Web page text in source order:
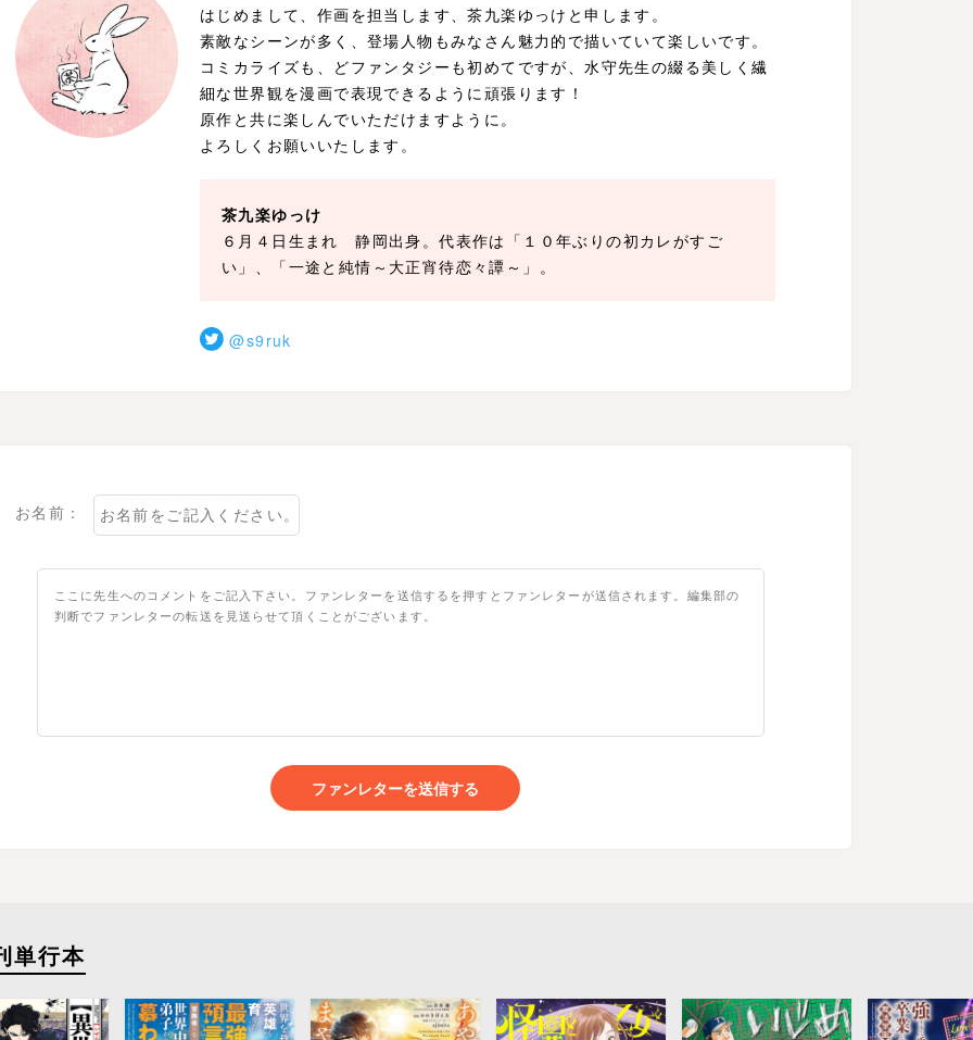
はじめまして、作画を担当します、茶九楽ゆっけと申します。
素敵なシーンが多く、登場人物もみなさん魅力的で描いていて楽しいです。
コミカライズも、どファンタジーも初めてですが、水守先生の綴る美しく繊
細な世界観を漫画で表現できるように頑張ります！
原作と共に楽しんでいただけますように。
よろしくお願いいたします。
茶九楽ゆっけ
６月４日生まれ 静岡出身。代表作は「１０年ぶりの初カレがすご
い」、「一途と純情～大正宵待恋々譚～」。
@s9ruk
お名前：
ファンレターを送信する
単行本